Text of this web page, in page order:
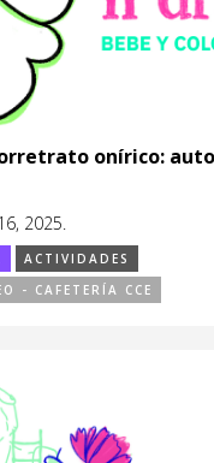
onírico:
2025.
ACTIVIDADES
- CAFETERÍA CCE